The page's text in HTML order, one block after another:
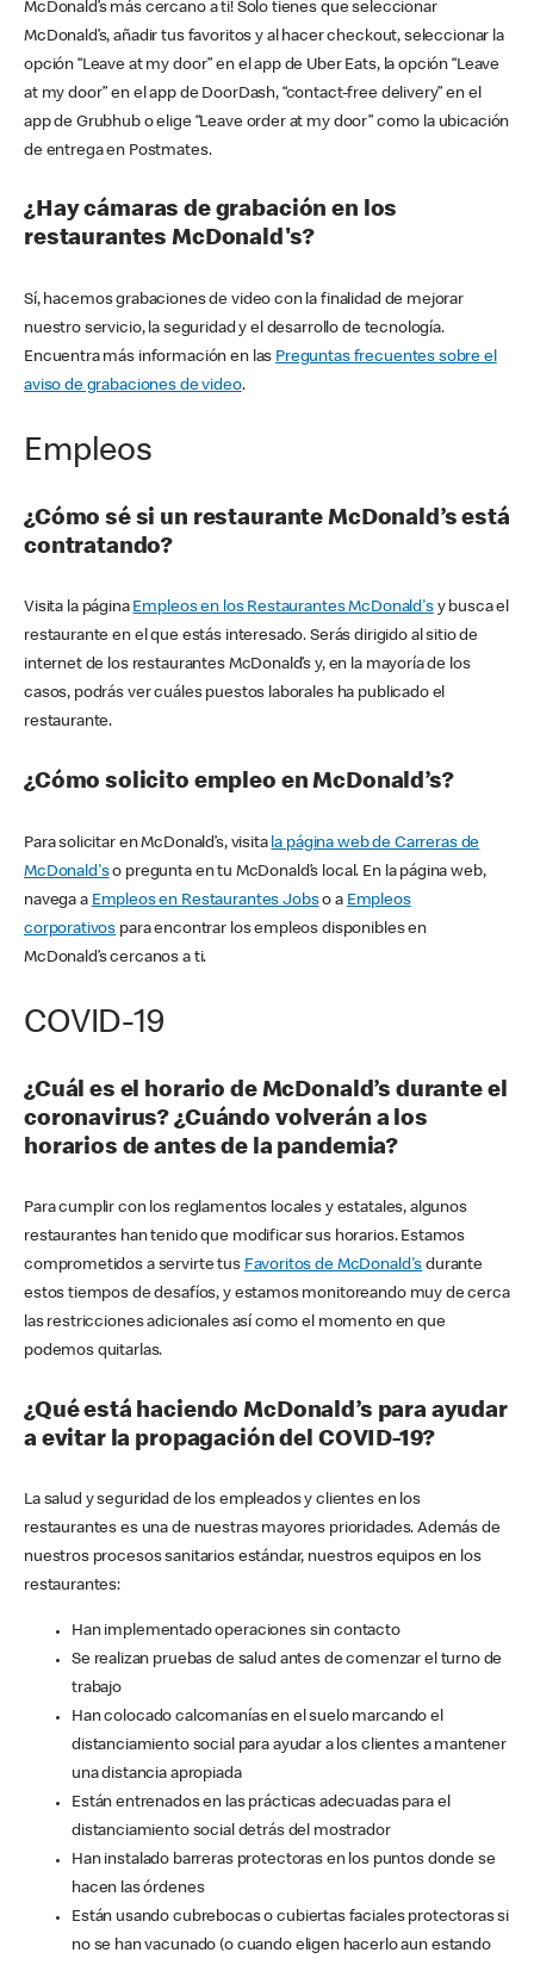
McDonald’s más cercano a ti! Solo tienes que seleccionar
McDonald’s, añadir tus favoritos y al hacer checkout, seleccionar la
opción “Leave at my door” en el app de Uber Eats, la opción “Leave
at my door” en el app de DoorDash, “contact-free delivery” en el
app de Grubhub o elige “Leave order at my door” como la ubicación
de entrega en Postmates.
¿Hay cámaras de grabación en los
restaurantes McDonald's?
Sí, hacemos grabaciones de video con la finalidad de mejorar
nuestro servicio, la seguridad y el desarrollo de tecnología.
Encuentra más información en las Preguntas frecuentes sobre el
aviso de grabaciones de video.
Empleos
¿Cómo sé si un restaurante McDonald’s está
contratando?
Visita la página Empleos en los Restaurantes McDonald'sy busca el
restaurante en el que estás interesado. Serás dirigido al sitio de
internet de los restaurantes McDonald’s y, en la mayoría de los
casos, podrás ver cuáles puestos laborales ha publicado el
restaurante.
¿Cómo solicito empleo en McDonald’s?
Para solicitar en McDonald’s, visita la página web de Carreras de
McDonald'so pregunta en tu McDonald’s local. En la página web,
navega a Empleos en Restaurantes Jobso a Empleos
corporativos para encontrar los empleos disponibles en
McDonald’s cercanos a ti.
COVID-19
¿Cuál es el horario de McDonald’s durante el
coronavirus? ¿Cuándo volverán a los
horarios de antes de la pandemia?
Para cumplir con los reglamentos locales y estatales, algunos
restaurantes han tenido que modificar sus horarios. Estamos
comprometidos a servirte tus Favoritos de McDonald's durante
estos tiempos de desafíos, y estamos monitoreando muy de cerca
las restricciones adicionales así como el momento en que
podemos quitarlas.
¿Qué está haciendo McDonald’s para ayudar
a evitar la propagación del COVID-19?
La salud y seguridad de los empleados y clientes en los
restaurantes es una de nuestras mayores prioridades. Además de
nuestros procesos sanitarios estándar, nuestros equipos en los
restaurantes:
Han implementado operaciones sin contacto
Se realizan pruebas de salud antes de comenzar el turno de
trabajo
Han colocado calcomanías en el suelo marcando el
distanciamiento social para ayudar a los clientes a mantener
una distancia apropiada
Están entrenados en las prácticas adecuadas para el
distanciamiento social detrás del mostrador
Han instalado barreras protectoras en los puntos donde se
hacen las órdenes
Están usando cubrebocas o cubiertas faciales protectoras si
no se han vacunado (o cuando eligen hacerlo aun estando